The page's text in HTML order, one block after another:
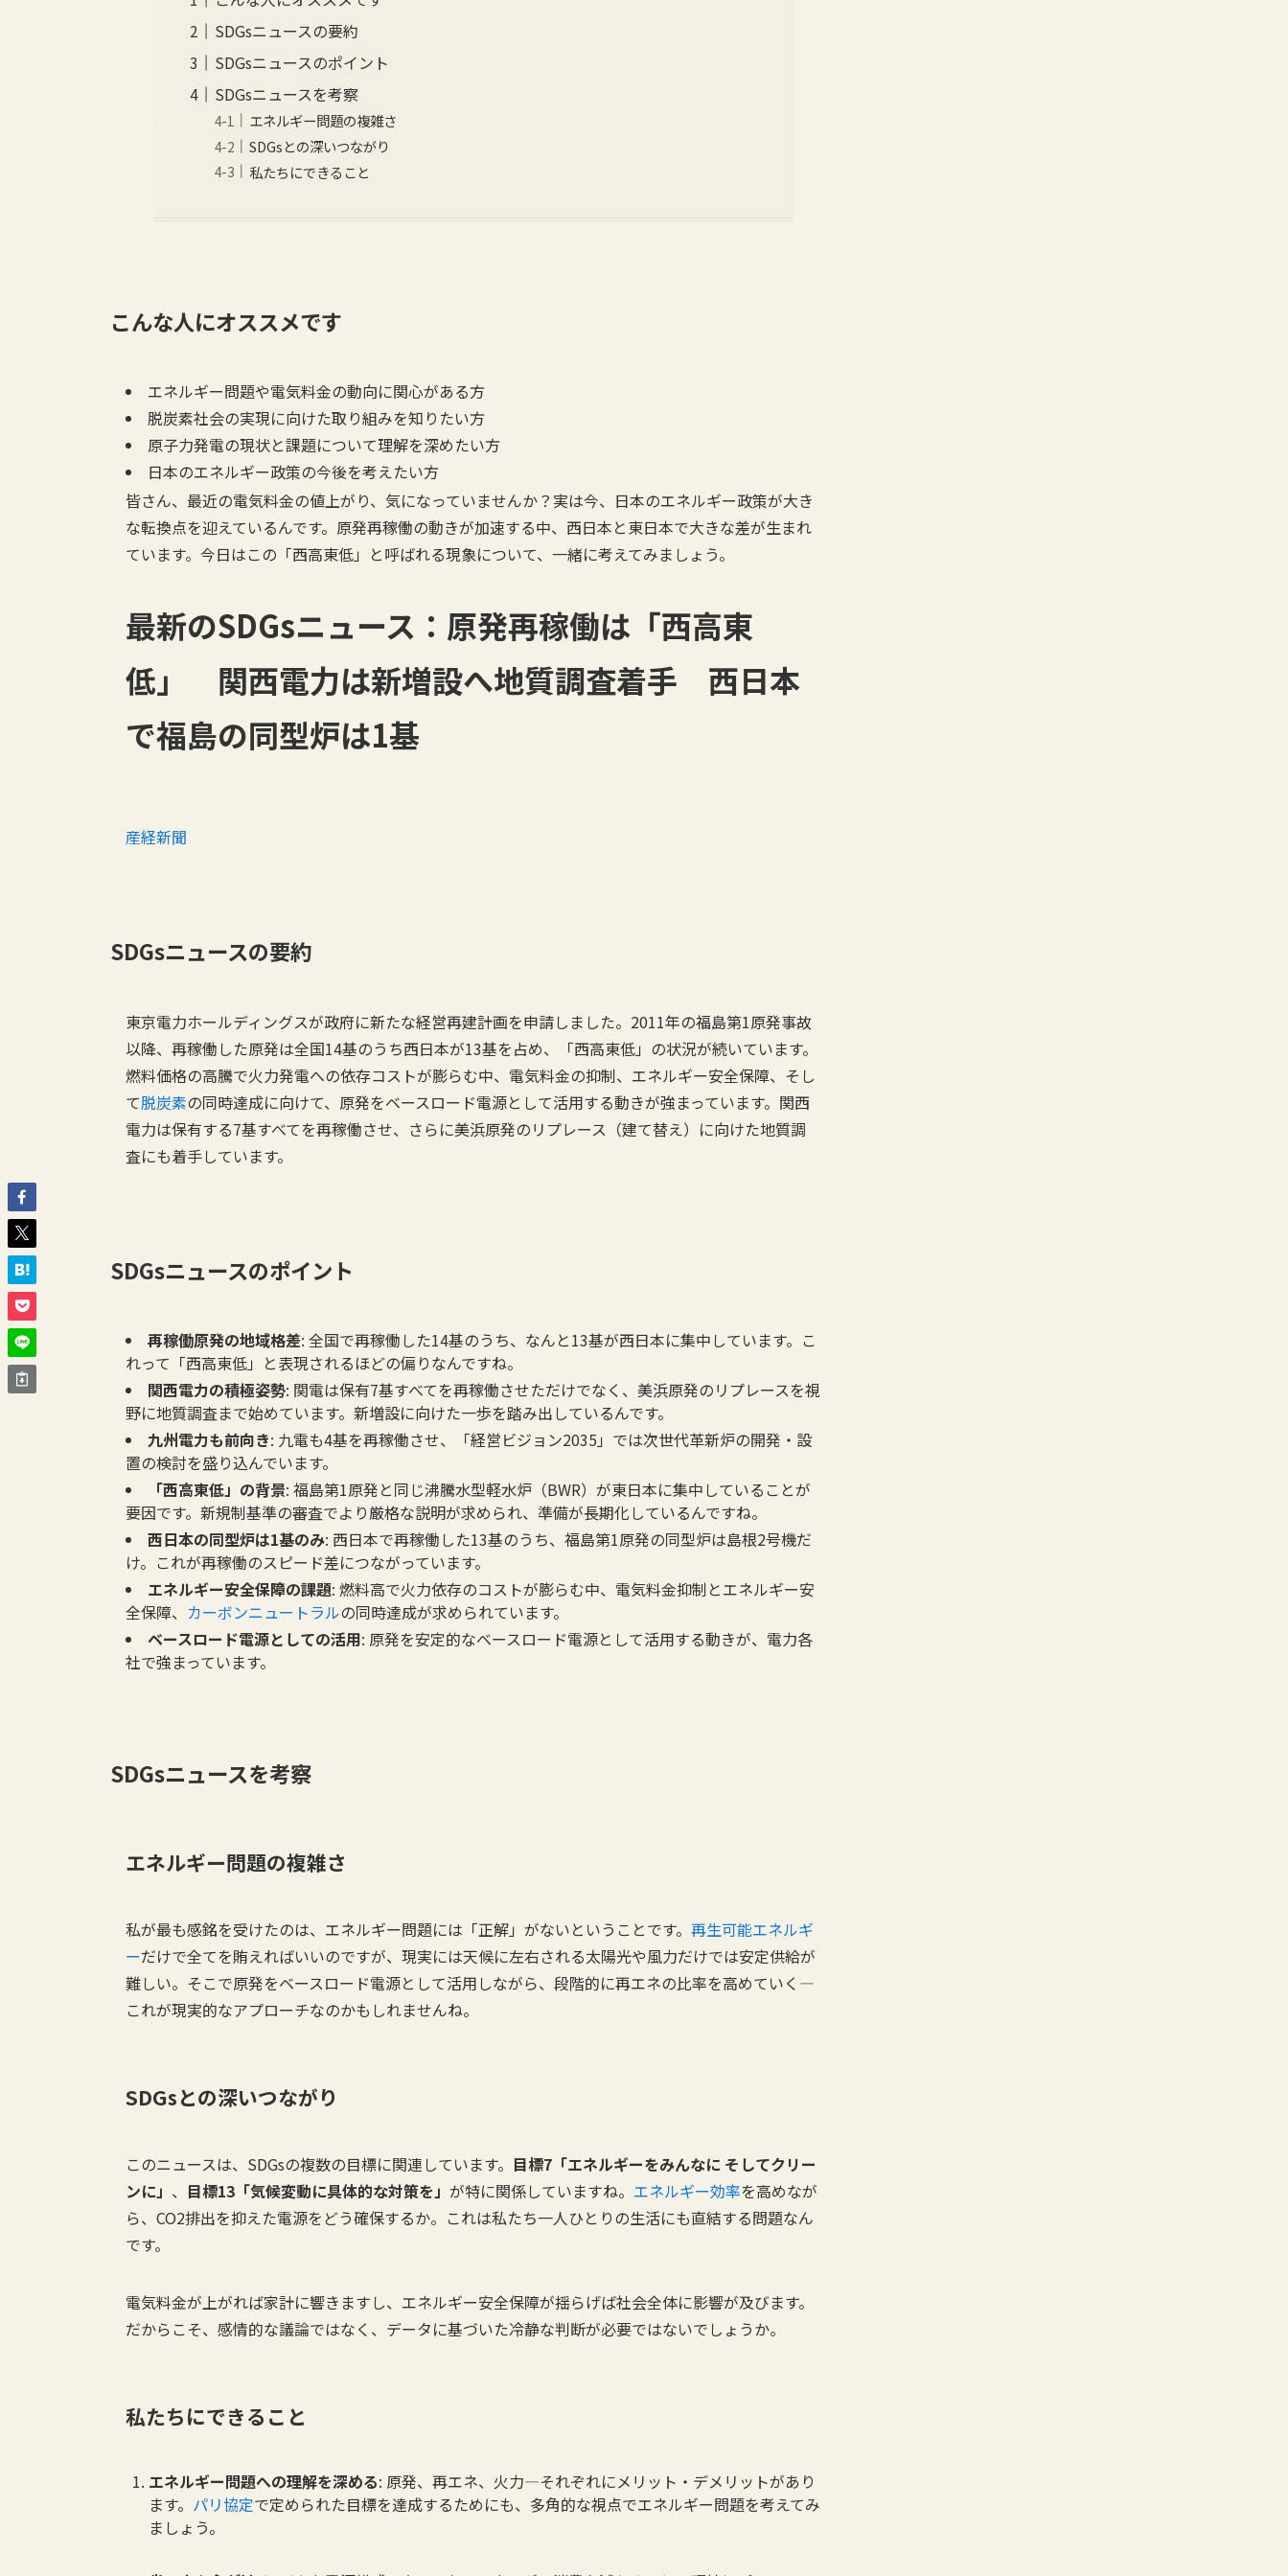
SDGsニュースの要約
SDGsニュースのポイント
SDGsニュースを考察
エネルギー問題の複雑さ
SDGsとの深いつながり
私たちにできること
こんな人にオススメです
エネルギー問題や電気料金の動向に関心がある方
脱炭素社会の実現に向けた取り組みを知りたい方
原子力発電の現状と課題について理解を深めたい方
日本のエネルギー政策の今後を考えたい方
皆さん、最近の電気料金の値上がり、気になっていませんか？実は今、日本のエネルギー政策が大き
な転換点を迎えているんです。原発再稼働の動きが加速する中、西日本と東日本で大きな差が生まれ
ています。今日はこの「西高東低」と呼ばれる現象について、一緒に考えてみましょう。
最新のSDGsニュース：原発再稼働は「西高東
低」 関西電力は新増設へ地質調査着手 西日本
で福島の同型炉は1基
産経新聞
SDGsニュースの要約
東京電力ホールディングスが政府に新たな経営再建計画を申請しました。2011年の福島第1原発事故
以降、再稼働した原発は全国14基のうち西日本が13基を占め、「西高東低」の状況が続いています。
燃料価格の高騰で火力発電への依存コストが膨らむ中、電気料金の抑制、エネルギー安全保障、そし
て脱炭素の同時達成に向けて、原発をベースロード電源として活用する動きが強まっています。関西
電力は保有する7基すべてを再稼働させ、さらに美浜原発のリプレース（建て替え）に向けた地質調
査にも着手しています。
SDGsニュースのポイント
再稼働原発の地域格差: 全国で再稼働した14基のうち、なんと13基が西日本に集中しています。こ
れって「西高東低」と表現されるほどの偏りなんですね。
関西電力の積極姿勢: 関電は保有7基すべてを再稼働させただけでなく、美浜原発のリプレースを視
野に地質調査まで始めています。新増設に向けた一歩を踏み出しているんです。
九州電力も前向き: 九電も4基を再稼働させ、「経営ビジョン2035」では次世代革新炉の開発・設
置の検討を盛り込んでいます。
「西高東低」の背景: 福島第1原発と同じ沸騰水型軽水炉（BWR）が東日本に集中していることが
要因です。新規制基準の審査でより厳格な説明が求められ、準備が長期化しているんですね。
西日本の同型炉は1基のみ: 西日本で再稼働した13基のうち、福島第1原発の同型炉は島根2号機だ
け。これが再稼働のスピード差につながっています。
エネルギー安全保障の課題: 燃料高で火力依存のコストが膨らむ中、電気料金抑制とエネルギー安
全保障、 カーボンニュートラルの同時達成が求められています。
ベースロード電源としての活用: 原発を安定的なベースロード電源として活用する動きが、電力各
社で強まっています。
SDGsニュースを考察
エネルギー問題の複雑さ
私が最も感銘を受けたのは、エネルギー問題には「正解」がないということです。再生可能エネルギ
ーだけで全てを賄えればいいのですが、現実には天候に左右される太陽光や風力だけでは安定供給が
難しい。そこで原発をベースロード電源として活用しながら、段階的に再エネの比率を高めていく—
これが現実的なアプローチなのかもしれませんね。
SDGsとの深いつながり
このニュースは、SDGsの複数の目標に関連しています。 目標7「エネルギーをみんなに そしてクリー
ンに」 、 目標13「気候変動に具体的な対策を」が特に関係していますね。 エネルギー効率を高めなが
ら、CO2排出を抑えた電源をどう確保するか。これは私たち一人ひとりの生活にも直結する問題なん
です。
電気料金が上がれば家計に響きますし、エネルギー安全保障が揺らげば社会全体に影響が及びます。
だからこそ、感情的な議論ではなく、データに基づいた冷静な判断が必要ではないでしょうか。
私たちにできること
エネルギー問題への理解を深める: 原発、再エネ、火力—それぞれにメリット・デメリットがあり
ます。 パリ協定で定められた目標を達成するためにも、多角的な視点でエネルギー問題を考えてみ
ましょう。